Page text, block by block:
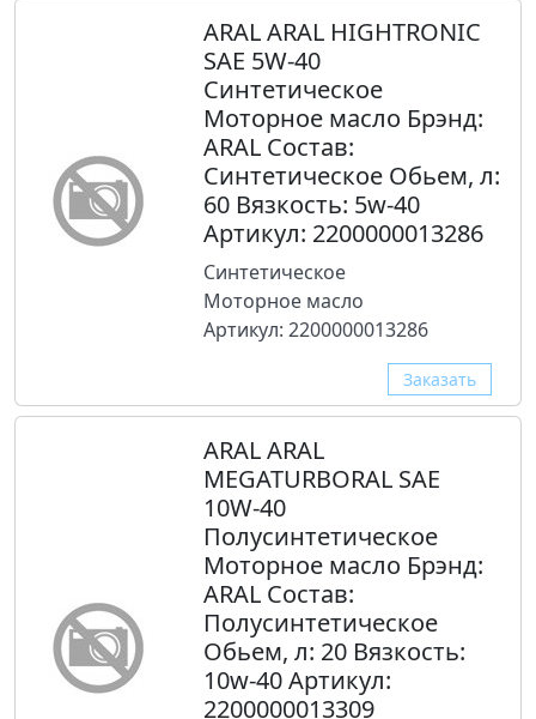
ARAL ARAL HIGHTRONIC
SAE 5W-40
Синтетическое
Моторное масло Брэнд:
ARAL Состав:
Синтетическое Обьем, л:
60 Вязкость: 5w-40
Артикул: 2200000013286
Синтетическое
Моторное масло
Артикул: 2200000013286
Заказать
ARAL ARAL
MEGATURBORAL SAE
10W-40
Полусинтетическое
Моторное масло Брэнд:
ARAL Состав:
Полусинтетическое
Обьем, л: 20 Вязкость:
10w-40 Артикул:
2200000013309